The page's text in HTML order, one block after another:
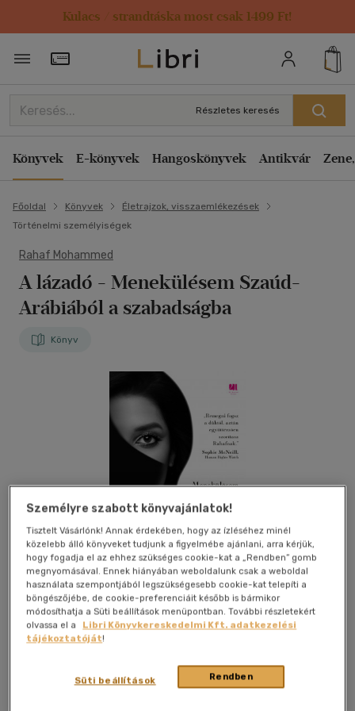
Kulacs / strandtáska most csak 1499 Ft!
Törzsvásárlói Kártya adatai
Részletes keresés
Könyvek E-könyvek Hangoskönyvek Antikvár
Főoldal Könyvek
Életrajzok, visszaemlékezések
Történelmi személyiségek
Rahaf Mohammed
A lázadó - Menekülésem Szaúd-
Arábiából a szabadságba
Könyv
Kívánságlistához adom
(19 vélemény)
Személyre szabott könyvajánlatok!
Tisztelt Vásárlónk! Annak érdekében, hogy az ízléséhez minél
közelebb álló könyveket tudjunk a figyelmébe ajánlani, arra kérjük,
hogy fogadja el az ehhez szükséges cookie-kat a „Rendben” gomb
megnyomásával. Ennek hiányában weboldalunk csak a weboldal
használata szempontjából legszükségesebb cookie-kat telepíti a
böngészőjébe, de cookie-preferenciáit később is bármikor
módosíthatja a Süti beállítások menüpontban. További részletekért
olvassa el a
Libri Könyvkereskedelmi Kft. adatkezelési
tájékoztatóját!
Rendben
Süti beállítások